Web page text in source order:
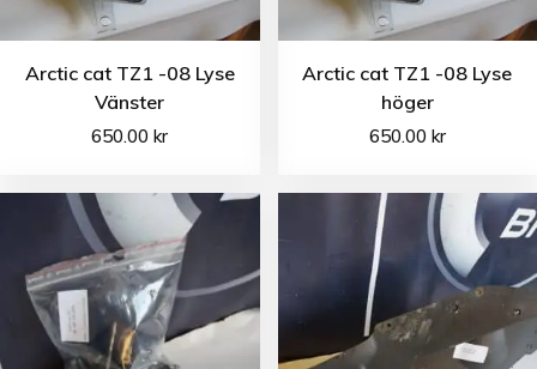
Arctic cat TZ1 -08 Lyse
Vänster
650.00kr
Arctic cat TZ1 -08 Lyse
höger
650.00 kr